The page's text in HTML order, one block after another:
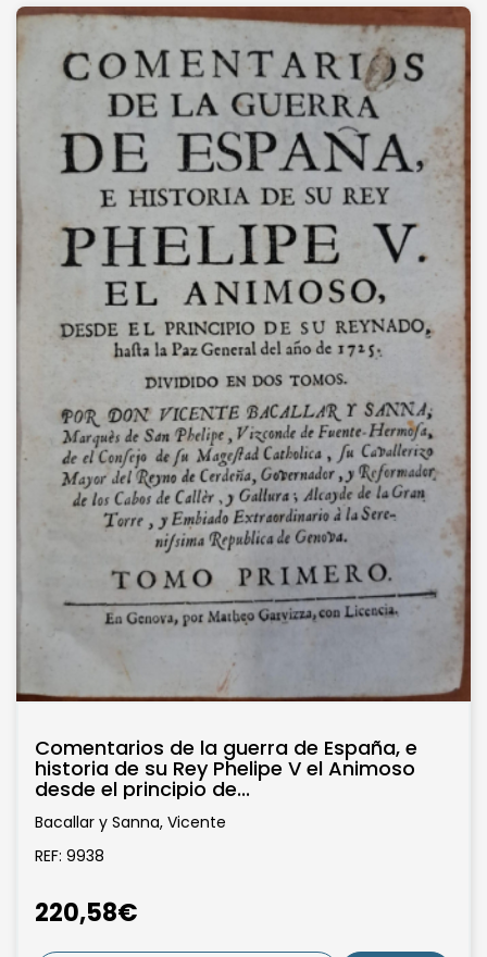
Comentarios de la guerra de España, e
historia de su Rey Phelipe V el Animoso
desde el principio de...
Bacallar y Sanna, Vicente
REF: 9938
220,58€